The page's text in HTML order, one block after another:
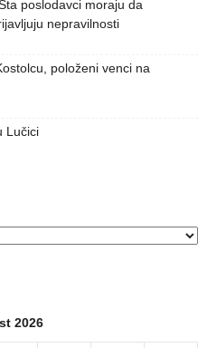
poslodavci moraju da
nepravilnosti
položeni venci na
Lučici
2026